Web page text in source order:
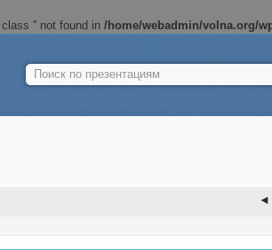
'' not found in /home/webadmin/volna.org/
Найти:
◄